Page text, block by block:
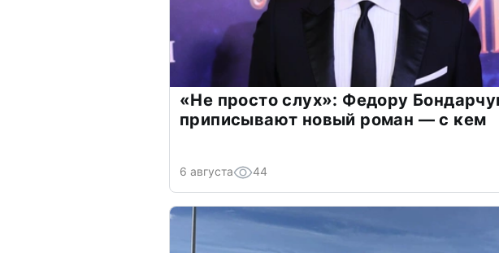
«Не просто слух»: Федору
приписывают новый роман — с кем
6 августа 44